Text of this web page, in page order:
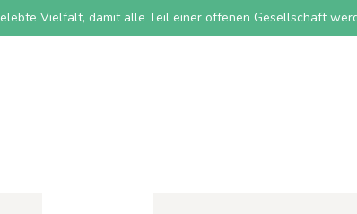
Vielfalt, damit alle Teil einer offenen Gesellschaft